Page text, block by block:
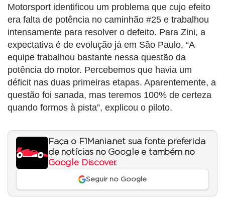
Motorsport identificou um problema que cujo efeito
era falta de potência no caminhão #25 e trabalhou
intensamente para resolver o defeito. Para Zini, a
expectativa é de evolução já em São Paulo. “A
equipe trabalhou bastante nessa questão da
potência do motor. Percebemos que havia um
déficit nas duas primeiras etapas. Aparentemente, a
questão foi sanada, mas teremos 100% de certeza
quando formos à pista”, explicou o piloto.
Faça o F1Mania.net sua fonte preferida
de notícias no Google e também no
Google Discover.
Seguir no Google